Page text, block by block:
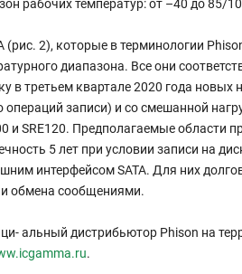
рабочих температур: от –40 до 85/
2), которые в терминологии
диапазона. Все они
третьем квартале 2020 года
записи) и со смешанной
и SRE120. Предполагаемые
5 лет при условии записи на
интерфейсом SATA. Для них
и обмена сообщениями.
альный дистрибьютор Phison на
.